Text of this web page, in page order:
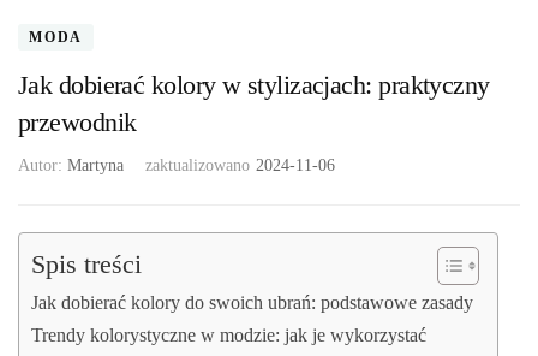
MODA
Jak dobierać kolory w stylizacjach: praktyczny
przewodnik
Autor: Martyna zaktualizowano 2024-11-06
Spis treści
Jak dobierać kolory do swoich ubrań: podstawowe zasady
Trendy kolorystyczne w modzie: jak je wykorzystać